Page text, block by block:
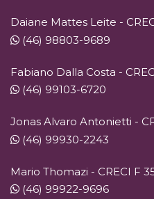
Daiane Mattes Leite -
(46) 98803-9689
Fabiano Dalla Costa -
(46) 99103-6720
Jonas Alvaro Antonietti -
(46) 99930-2243
Mario Thomazi - CRECI F
(46) 99922-9696